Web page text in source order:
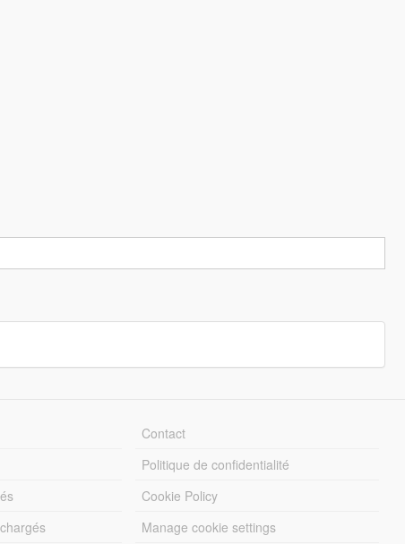
Contact
Politique de confidentialité
Cookie Policy
Manage cookie settings